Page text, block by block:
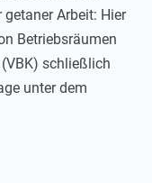
Arbeit: Hier
Betriebsräumen
schließlich
unter dem